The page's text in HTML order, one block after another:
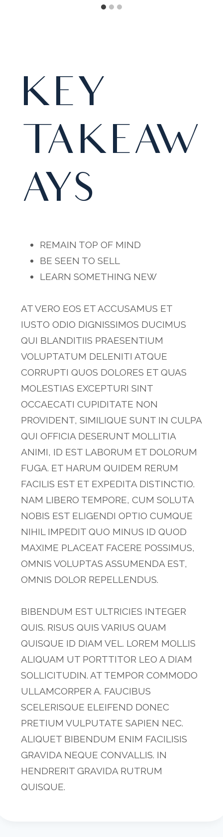
KEY
TAKEAW
AYS
REMAIN TOP OF MIND
BE SEEN TO SELL
LEARN SOMETHING NEW
AT VERO EOS ET ACCUSAMUS ET
IUSTO ODIO DIGNISSIMOS DUCIMUS
QUI BLANDITIIS PRAESENTIUM
VOLUPTATUM DELENITI ATQUE
CORRUPTI QUOS DOLORES ET QUAS
MOLESTIAS EXCEPTURI SINT
OCCAECATI CUPIDITATE NON
PROVIDENT, SIMILIQUE SUNT IN CULPA
QUI OFFICIA DESERUNT MOLLITIA
ANIMI, ID EST LABORUM ET DOLORUM
FUGA. ET HARUM QUIDEM RERUM
FACILIS EST ET EXPEDITA DISTINCTIO.
NAM LIBERO TEMPORE, CUM SOLUTA
NOBIS EST ELIGENDI OPTIO CUMQUE
NIHIL IMPEDIT QUO MINUS ID QUOD
MAXIME PLACEAT FACERE POSSIMUS,
OMNIS VOLUPTAS ASSUMENDA EST,
OMNIS DOLOR REPELLENDUS.
BIBENDUM EST ULTRICIES INTEGER
QUIS. RISUS QUIS VARIUS QUAM
QUISQUE ID DIAM VEL. LOREM MOLLIS
ALIQUAM UT PORTTITOR LEO A DIAM
SOLLICITUDIN. AT TEMPOR COMMODO
ULLAMCORPER A. FAUCIBUS
SCELERISQUE ELEIFEND DONEC
PRETIUM VULPUTATE SAPIEN NEC.
ALIQUET BIBENDUM ENIM FACILISIS
GRAVIDA NEQUE CONVALLIS. IN
HENDRERIT GRAVIDA RUTRUM
QUISQUE.